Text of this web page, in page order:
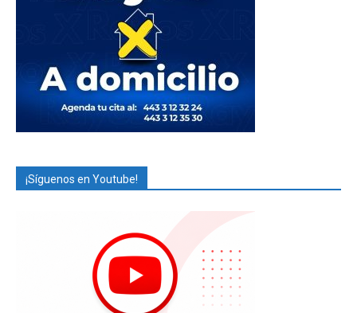
¡Síguenos en Youtube!